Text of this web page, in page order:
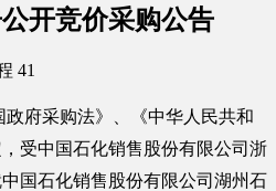
开竞价采购公告
41
府采购法》、《中华人民共和
受中国石化销售股份有限公司浙
中国石化销售股份有限公司湖州石